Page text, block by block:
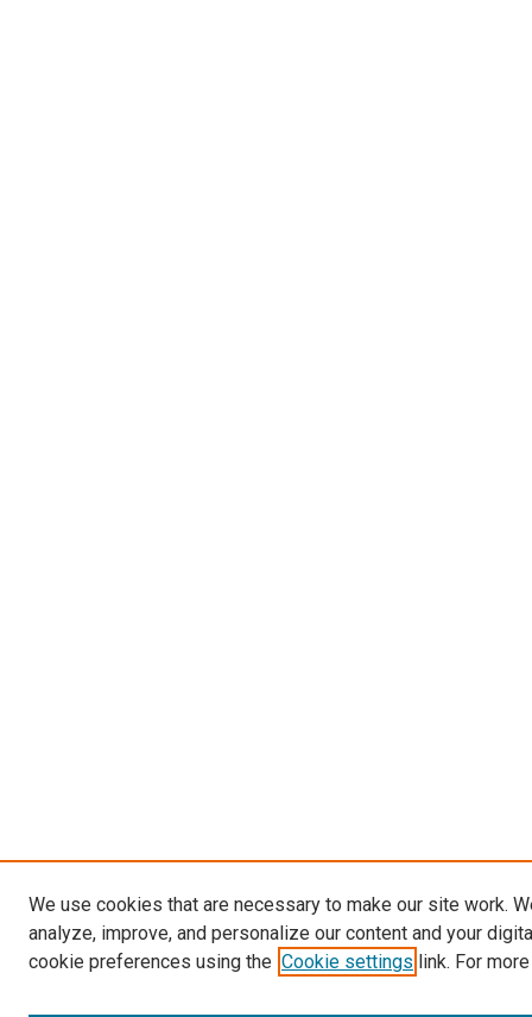
We use cookies that are necessary to make our site work.
analyze, improve, and personalize our content and your
cookie preferences using the Cookie settings link. For